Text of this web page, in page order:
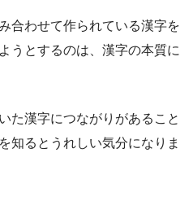
合わせて作られている漢字を
うとするのは、漢字の本質に
た漢字につながりがあること
知るとうれしい気分になりま